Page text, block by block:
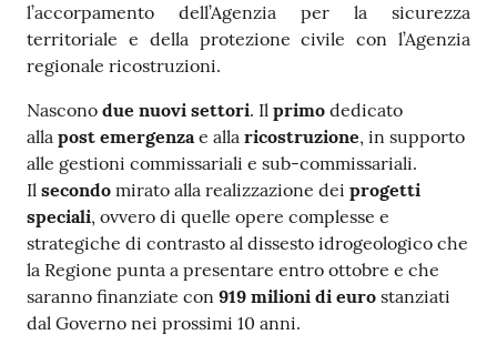
l’accorpamento dell’Agenzia per la sicurezza
territoriale e della protezione civile con l’Agenzia
regionale ricostruzioni.
Nascono due nuovi settori. Il primo dedicato
alla post emergenzae alla ricostruzione, in supporto
alle gestioni commissariali e sub-commissariali.
Il secondo mirato alla realizzazione dei progetti
speciali, ovvero di quelle opere complesse e
strategiche di contrasto al dissesto idrogeologico che
la Regione punta a presentare entro ottobre e che
saranno finanziate con 919 milioni di euro stanziati
dal Governo nei prossimi 10 anni.